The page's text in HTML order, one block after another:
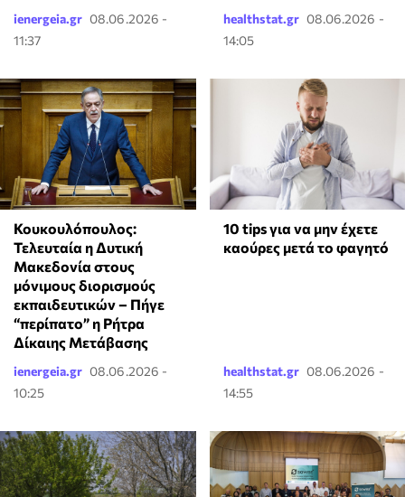
ienergeia.gr 08.06.2026 -
11:37
healthstat.gr 08.06.2026 -
14:05
Κουκουλόπουλος:
Τελευταία η Δυτική
Μακεδονία στους
μόνιμους διορισμούς
εκπαιδευτικών – Πήγε
“περίπατο” η Ρήτρα
Δίκαιης Μετάβασης
ienergeia.gr 08.06.2026 -
10:25
10 tips για να μην έχετε
καούρες μετά το φαγητό
healthstat.gr 08.06.2026 -
14:55